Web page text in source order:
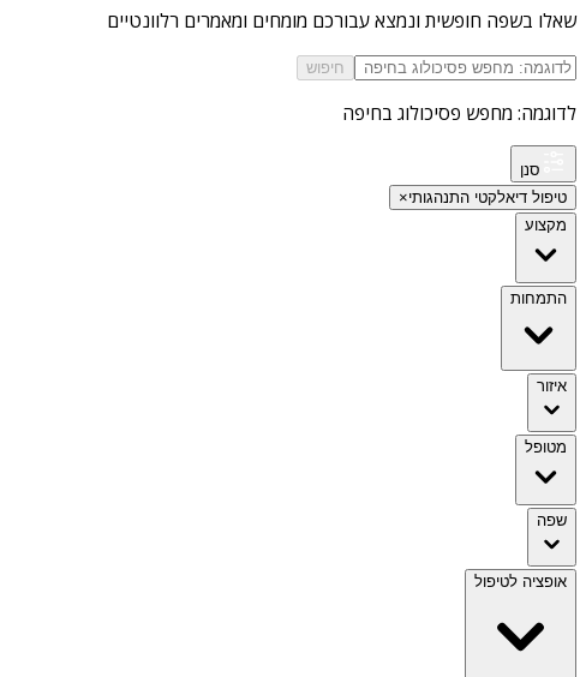
שאלו בשפה חופשית ונמצא עבורכם מומחים ומאמרים רלוונטיים
חיפוש
לדוגמה: מחפש פסיכולוג בחיפה
סנן
טיפול דיאלקטי התנהגותי×
מקצוע
התמחות
איזור
מטופל
שפה
אופציה לטיפול